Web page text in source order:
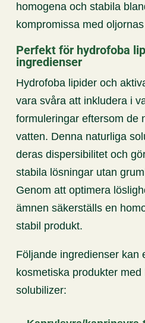
homogena och stabila
kompromissa med
Perfekt för hydrofoba
ingredienser
Hydrofoba lipider och
vara svåra att inkludera i
formuleringar eftersom de
vatten. Denna naturliga
deras dispersibilitet och
stabila lösningar utan
Genom att optimera
ämnen säkerställs en
stabil produkt.
Följande ingredienser kan
kosmetiska produkter
solubilizer: